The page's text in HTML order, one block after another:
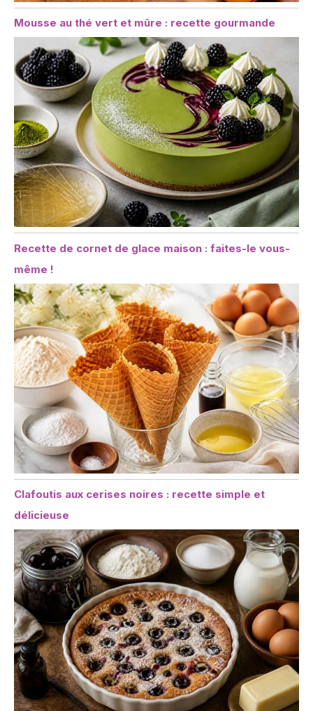
Mousse au thé vert et mûre : recette gourmande
Recette de cornet de glace maison : faites-le vous-
même !
Clafoutis aux cerises noires : recette simple et
délicieuse